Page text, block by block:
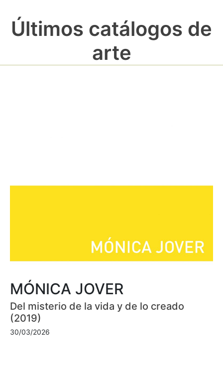
Últimos catálogos de
arte
MÓNICA JOVER
Del misterio de la vida y de lo creado
(2019)
30/03/2026